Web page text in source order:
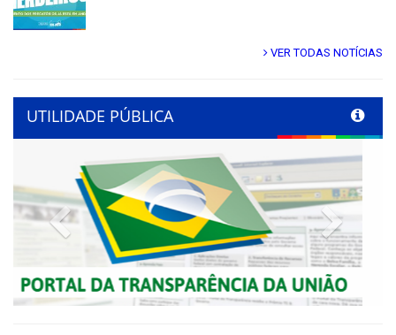
VER TODAS NOTÍCIAS
UTILIDADE PÚBLICA
Previous